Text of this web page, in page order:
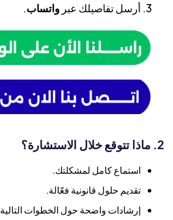
أرسل تفاصيلك عبر واتساب.
2. ماذا تتوقع خلال الاستشارة؟
استماع كامل لمشكلتك.
تقديم حلول قانونية فعّالة.
إرشادات واضحة حول الخطوات التالية.